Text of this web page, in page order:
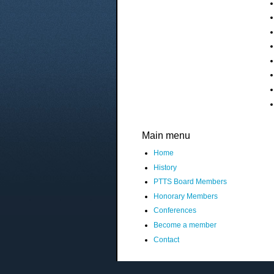
Main menu
Home
History
PTTS Board Members
Honorary Members
Conferences
Become a member
Contact